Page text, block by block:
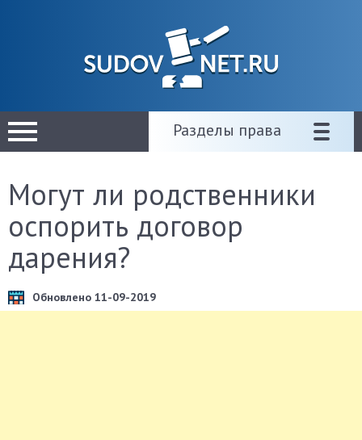
Разделы права
Могут ли родственники
оспорить договор
дарения?
Обновлено 11-09-2019